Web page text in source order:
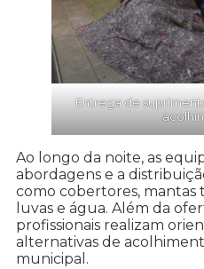
Entrega de
Ao longo da noite, as
abordagens e a
como cobertores, mantas
luvas e água. Além da
profissionais realizam
alternativas de
municipal.